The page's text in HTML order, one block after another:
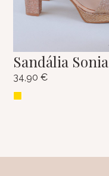
Sandália Sonia
34,90 €